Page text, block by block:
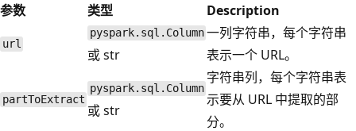
参数 类型 Description
url
pyspark.sql.Column
或 str
一列字符串，每个字符串
表示一个 URL。
partToExtract
pyspark.sql.Column
或 str
字符串列，每个字符串表
示要从 URL 中提取的部
分。